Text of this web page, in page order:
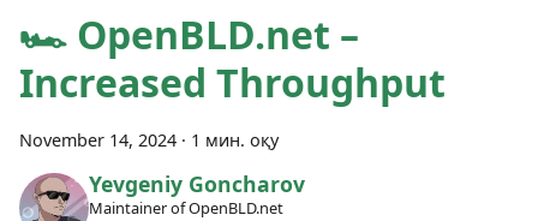
🏎 OpenBLD.net –
Increased Throughput
November 14, 2024 · 1 мин. оқу
Yevgeniy Goncharov
Maintainer of OpenBLD.net